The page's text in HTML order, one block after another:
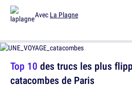
Avec La Plagne
Top 10 des trucs les plus
catacombes de Paris